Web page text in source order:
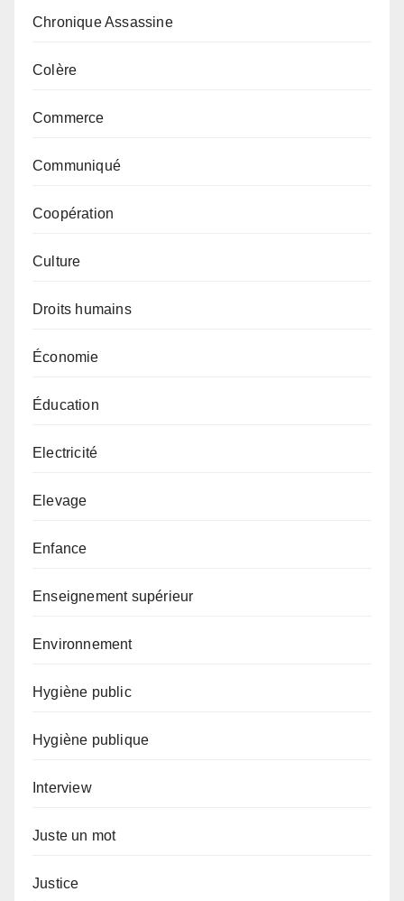
Chronique Assassine
Colère
Commerce
Communiqué
Coopération
Culture
Droits humains
Économie
Éducation
Electricité
Elevage
Enfance
Enseignement supérieur
Environnement
Hygiène public
Hygiène publique
Interview
Juste un mot
Justice